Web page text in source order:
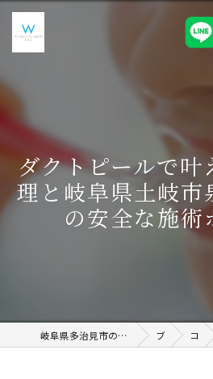
ダクトピールで叶
理と岐阜県土岐市
の安全な施術
岐阜県多治見市のホワイトニングならWHITENING SHOP 土岐店 ブログ コラム